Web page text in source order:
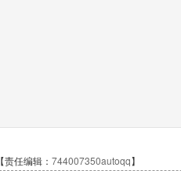
【责任编辑： 744007350autoqq】